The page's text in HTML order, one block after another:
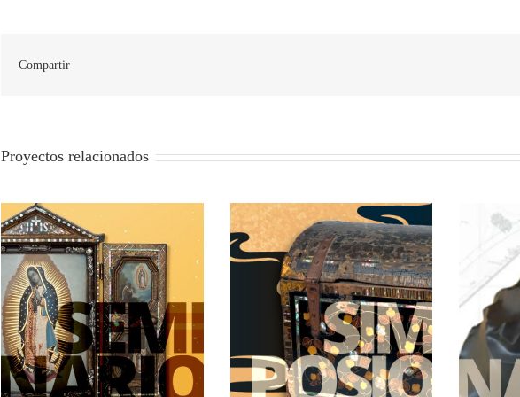
Compartir
Proyectos relacionados
Namban: Japón en la primera
globalización
Japón en La Ribera